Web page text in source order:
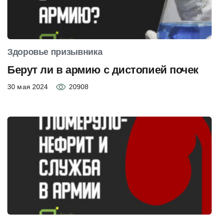
Здоровье призывника
Берут ли в армию с дистопией почек
30 мая 2024 20908